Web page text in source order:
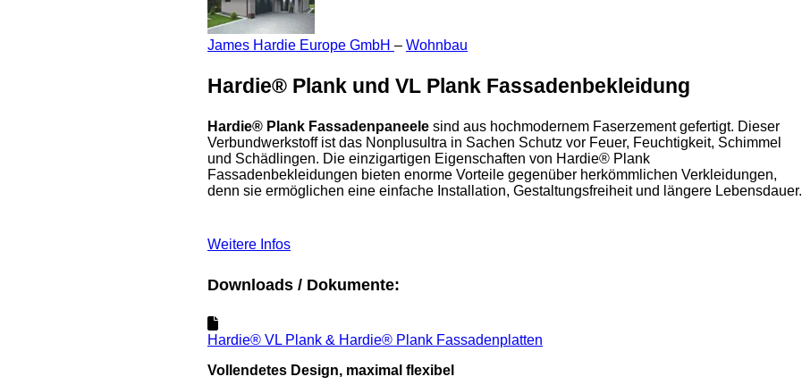
James Hardie Europe GmbH – Wohnbau
Hardie® Plank und VL Plank Fassadenbekleidung
Hardie® Plank Fassadenpaneele sind aus hochmodernem Faserzement gefertigt. Dieser
Verbundwerkstoff ist das Nonplusultra in Sachen Schutz vor Feuer, Feuchtigkeit, Schimmel
und Schädlingen. Die einzigartigen Eigenschaften von Hardie® Plank
Fassadenbekleidungen bieten enorme Vorteile gegenüber herkömmlichen Verkleidungen,
denn sie ermöglichen eine einfache Installation, Gestaltungsfreiheit und längere Lebensdauer.
Weitere Infos
Downloads / Dokumente:
Hardie® VL Plank & Hardie® Plank Fassadenplatten
Vollendetes Design, maximal flexibel